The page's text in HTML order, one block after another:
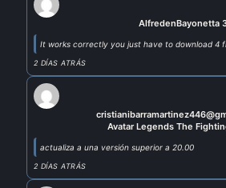
AlfredenBayonetta
It works correctly you just have to download 4
2 DÍAS ATRÁS
Avatar Legends The
actualiza a una versión superior a 20.00
2 DÍAS ATRÁS